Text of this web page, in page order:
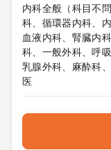
内科全般（科目不
科、循環器内科、
血液内科、腎臓内
科、一般外科、呼
乳腺外科、麻酔科
医